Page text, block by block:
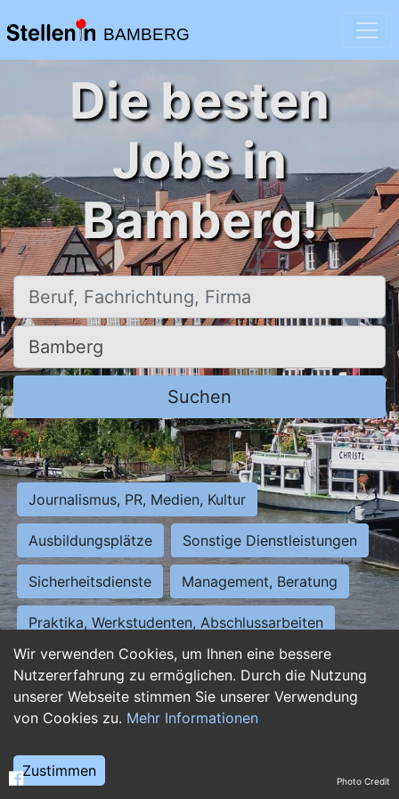
BAMBERG
Wir verwenden Cookies, um Ihnen eine bessere
Nutzererfahrung zu ermöglichen. Durch die Nutzung
unserer Webseite stimmen Sie unserer Verwendung
von Cookies zu. Mehr Informationen
Zustimmen
Die besten
Jobs in
Bamberg!
Beruf, Fachrichtung, Firma
Ort, Stadt
Suchen
Journalismus, PR, Medien, Kultur
Ausbildungsplätze Sonstige Dienstleistungen
Sicherheitsdienste Management, Beratung
Praktika, Werkstudenten, Abschlussarbeiten
Personalwesen Assistenz, Sekretariat
Hilfskräfte, Aushilfs- und Nebenjobs
Weiterbildung, Studium, duale Ausbildung Photo Credit